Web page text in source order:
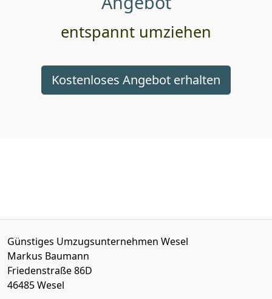
entspannt umziehen
Kostenloses Angebot erhalten
Günstiges Umzugsunternehmen Wesel
Markus Baumann
Friedenstraße 86D
46485Wesel